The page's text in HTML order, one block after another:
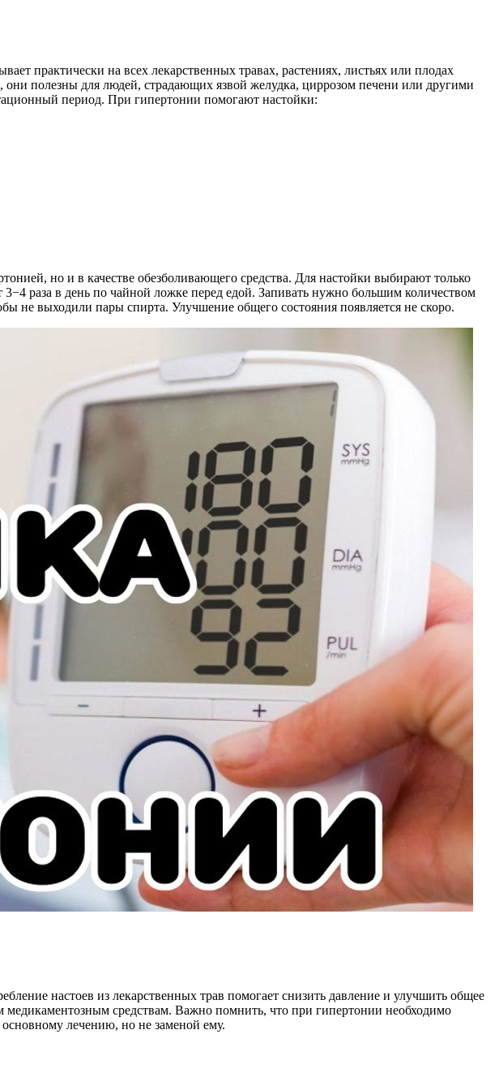
практически на всех лекарственных травах, растениях, листьях или плодах
они полезны для людей, страдающих язвой желудка, циррозом печени или другими
период. При гипертонии помогают настойки:
но и в качестве обезболивающего средства. Для настойки выбирают только
раза в день по чайной ложке перед едой. Запивать нужно большим количеством
не выходили пары спирта. Улучшение общего состояния появляется не скоро.
настоев из лекарственных трав помогает снизить давление и улучшить общее
медикаментозным средствам. Важно помнить, что при гипертонии необходимо
лечению, но не заменой ему.